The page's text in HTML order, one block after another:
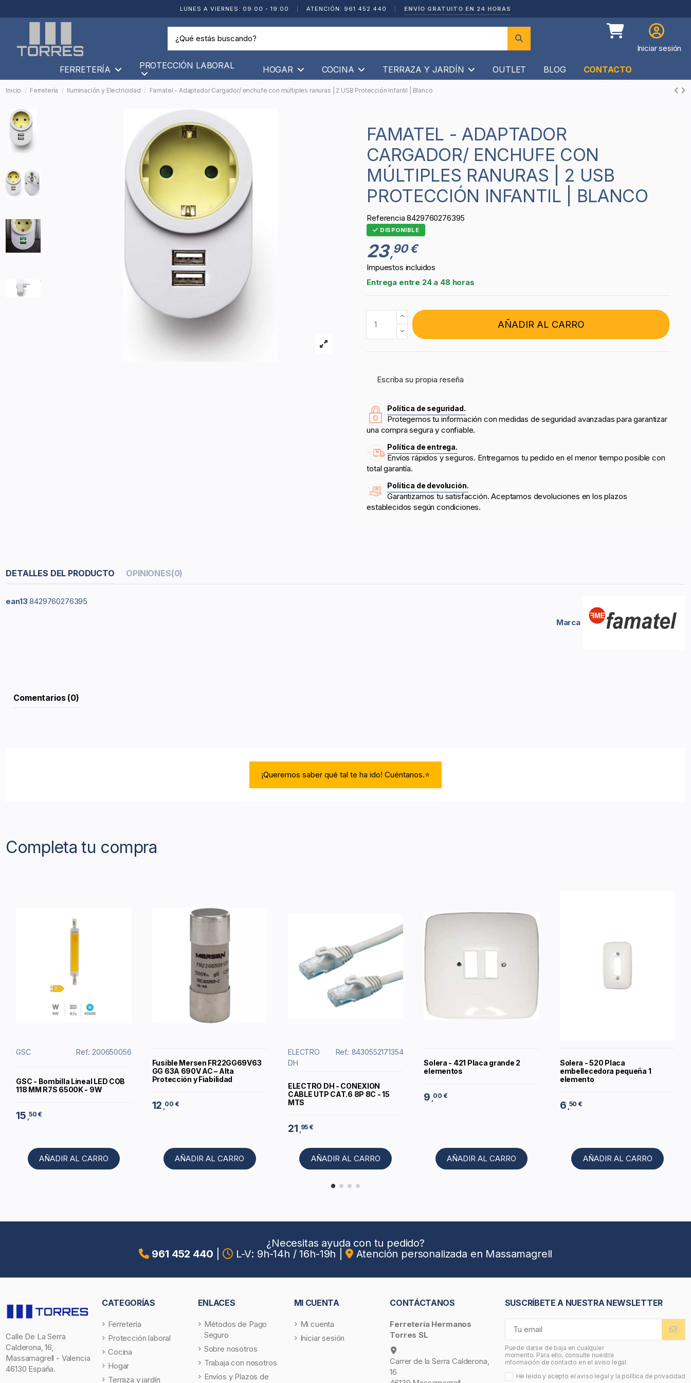
LUNES A VIERNES: 09:00 - 19:00 ATENCIÓN: 961 452 440 ENVÍO GRATUITO EN 24 HORAS
Iniciar sesión
FERRETERÍA PROTECCIÓN LABORAL HOGAR COCINA TERRAZA Y JARDÍN OUTLET BLOG CONTACTO
Inicio Ferretería Iluminación y Electricidad Famatel - Adaptador Cargador/ enchufe con múltiples ranuras | 2 USB Protección Infantil | Blanco
FAMATEL - ADAPTADOR
CARGADOR/ ENCHUFE CON
MÚLTIPLES RANURAS | 2 USB
PROTECCIÓN INFANTIL | BLANCO
Referencia 8429760276395
DISPONIBLE
23,90 €
Impuestos incluidos
Entrega entre 24 a 48 horas
AÑADIR AL CARRO
Escriba su propia reseña
Política de seguridad.
Protegemos tu información con medidas de seguridad avanzadas para garantizar
una compra segura y confiable.
Política de entrega.
Envíos rápidos y seguros. Entregamos tu pedido en el menor tiempo posible con
total garantía.
Política de devolución.
Garantizamos tu satisfacción. Aceptamos devoluciones en los plazos
establecidos según condiciones.
DETALLES DEL PRODUCTO OPINIONES(0)
Marca
ean13 8429760276395
Comentarios (0)
¡Queremos saber qué tal te ha ido! Cuéntanos.⭐
Completa tu compra
GSC Ref.: 200650056
GSC - Bombilla Líneal LED COB
118 MM R7S 6500K - 9W
15 ,50 €
AÑADIR AL CARRO
Fusible Mersen FR22GG69V63
GG 63A 690V AC – Alta
Protección y Fiabilidad
12 ,00 €
AÑADIR AL CARRO
ELECTRO
DH
Ref.: 8430552171354
ELECTRO DH - CONEXION
CABLE UTP CAT.6 8P 8C - 15
MTS
21 ,95 €
AÑADIR AL CARRO
Solera - 421 Placa grande 2
elementos
9 ,00 €
AÑADIR AL CARRO
Solera - 520 Placa
embellecedora pequeña 1
elemento
6 ,50 €
AÑADIR AL CARRO
¿Necesitas ayuda con tu pedido?
961 452 440
L-V: 9h-14h / 16h-19h Atención personalizada en Massamagrell
Calle De La Serra
Calderona, 16,
Massamagrell - Valencia
46130 España.
CATEGORÍAS
Ferretería
Protección laboral
Cocina
Hogar
Terraza y jardín
ENLACES
Métodos de Pago
Seguro
Sobre nosotros
Trabaja con nosotros
Envíos y Plazos de
MI CUENTA
Mi cuenta
Iniciar sesión
CONTÁCTANOS
Ferretería Hermanos
Torres SL
Carrer de la Serra Calderona,
16
SUSCRÍBETE A NUESTRA NEWSLETTER
Puede darse de baja en cualquier
momento. Para ello, consulte nuestra
información de contacto en el aviso legal.
He leído y acepto el aviso legal y la política de privacidad